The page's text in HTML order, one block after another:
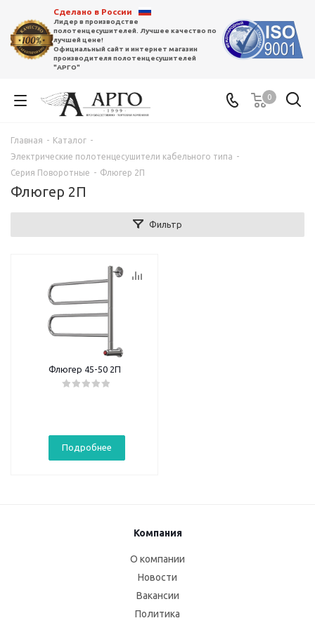
Сделано в России
Лидер в производстве
полотенцесушителей. Лучшее качество по
лучшей цене!
Официальный сайт и интернет магазин
производителя полотенцесушителей
"АРГО"
0
Главная - Каталог -
Электрические полотенцесушители кабельного типа -
Серия Поворотные - Флюгер 2П
Флюгер 2П
Фильтр
Флюгер 45-50 2П
Подробнее
Компания
О компании
Новости
Вакансии
Политика